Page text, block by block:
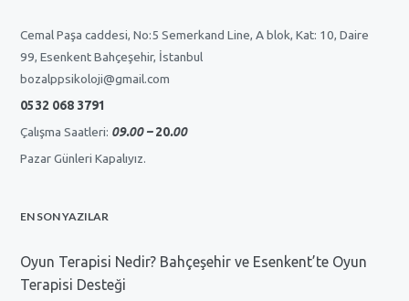
Cemal Paşa caddesi, No:5 Semerkand Line, A blok, Kat: 10, Daire
99, Esenkent Bahçeşehir, İstanbul
bozalppsikoloji@gmail.com
0532 068 3791
Çalışma Saatleri: 09.00 –20.00
Pazar Günleri Kapalıyız.
EN SON YAZILAR
Oyun Terapisi Nedir? Bahçeşehir ve Esenkent’te Oyun
Terapisi Desteği